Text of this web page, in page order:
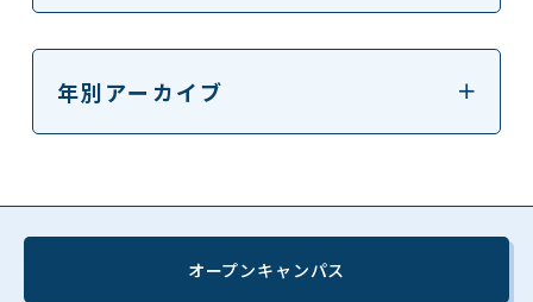
年別アーカイブ
オープンキャンパス